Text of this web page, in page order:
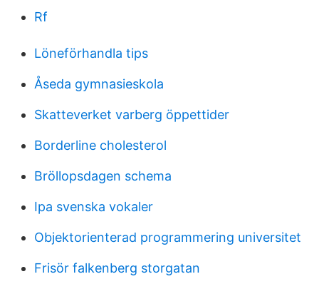
Rf
Löneförhandla tips
Åseda gymnasieskola
Skatteverket varberg öppettider
Borderline cholesterol
Bröllopsdagen schema
Ipa svenska vokaler
Objektorienterad programmering universitet
Frisör falkenberg storgatan